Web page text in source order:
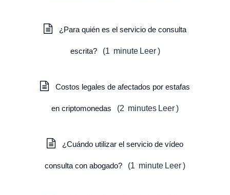
¿Para quién es el servicio de consulta
escrita? (1 minute Leer )
Costos legales de afectados por estafas
en criptomonedas (2 minutes Leer)
¿Cuándo utilizar el servicio de vídeo
consulta con abogado? (1 minute Leer)